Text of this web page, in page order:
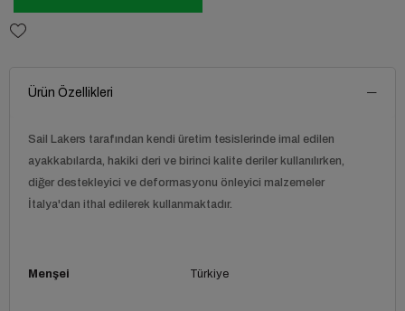
Ürün Özellikleri
Sail Lakers tarafından kendi üretim tesislerinde imal edilen
ayakkabılarda, hakiki deri ve birinci kalite deriler kullanılırken,
diğer destekleyici ve deformasyonu önleyici malzemeler
İtalya'dan ithal edilerek kullanmaktadır.
Menşei Türkiye